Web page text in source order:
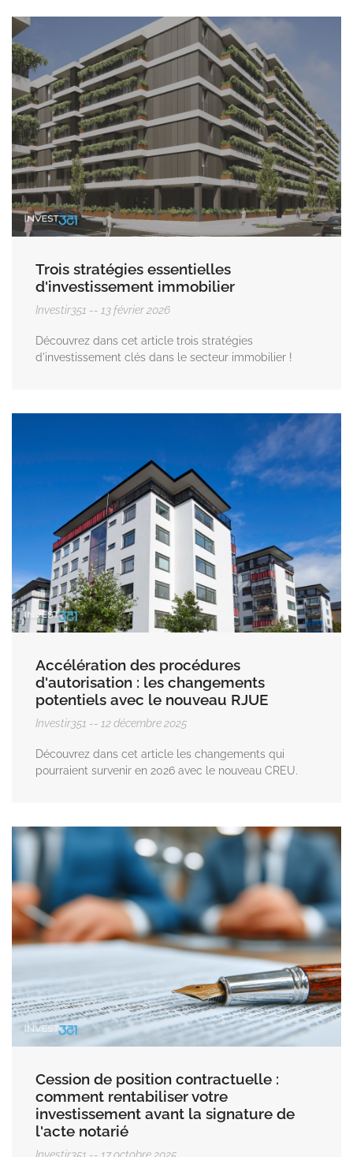
Trois stratégies essentielles
d'investissement immobilier
Investir351 13 février 2026
Découvrez dans cet article trois stratégies
d'investissement clés dans le secteur immobilier !
Accélération des procédures
d'autorisation : les changements
potentiels avec le nouveau RJUE
Investir351 12 décembre 2025
Découvrez dans cet article les changements qui
pourraient survenir en 2026 avec le nouveau CREU.
Cession de position contractuelle :
comment rentabiliser votre
investissement avant la signature de
l'acte notarié